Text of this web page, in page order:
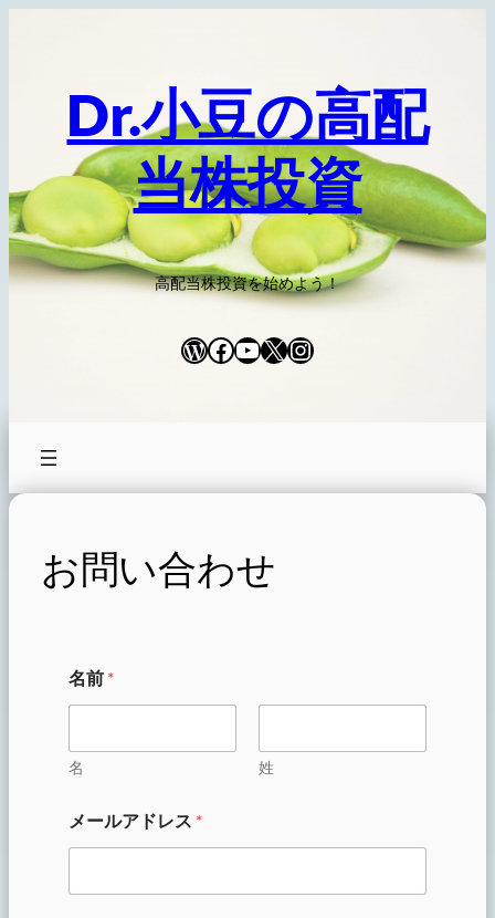
プ
Dr.小豆の高配
当株投資
高配当株投資を始めよう！
WordPress
Facebook
YouTube
X Instagram
お問い合わせ
名前 *
名 姓
メ
ン
ま
メールアドレス *